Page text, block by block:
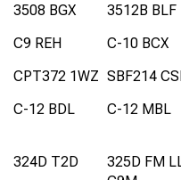
3508 BGX
3512B BLF
C9 REH
C-10 BCX
CPT372 1WZ SBF214
C-12 BDL
C-12 MBL
324D T2D
325D FM